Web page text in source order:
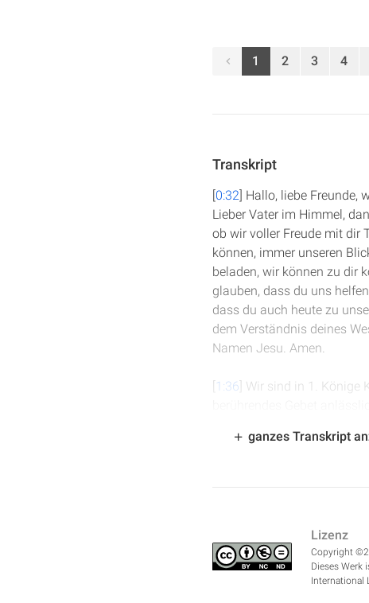
1 2 3 4
Transkript
[0:32] Hallo, liebe Freunde,
Lieber Vater im Himmel,
ob wir voller Freude mit dir
können, immer unseren
beladen, wir können zu dir
glauben, dass du uns
dass du auch heute zu
dem Verständnis deines
Namen Jesu. Amen.
[1:36] Wir sind in 1. Könige
gerade gar nicht möglich
der Ehrfurcht und der
ganzes Transkript
Lizenz
Copyright
Dieses Werk
International